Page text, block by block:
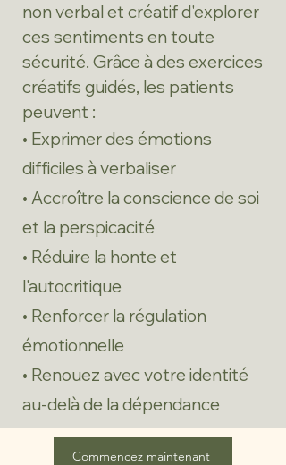
non verbal et créatif d'explorer
ces sentiments en toute
sécurité. Grâce à des exercices
créatifs guidés, les patients
peuvent :
• Exprimer des émotions
difficiles à verbaliser
• Accroître la conscience de soi
et la perspicacité
• Réduire la honte et
l'autocritique
• Renforcer la régulation
émotionnelle
• Renouez avec votre identité
au-delà de la dépendance
Commencez maintenant